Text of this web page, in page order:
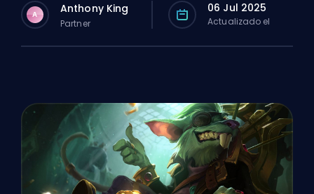
A Anthony King
Partner
06 Jul 2025
Actualizado el